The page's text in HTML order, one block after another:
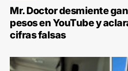
Mr. Doctor desmiente
pesos en YouTube y
cifras falsas